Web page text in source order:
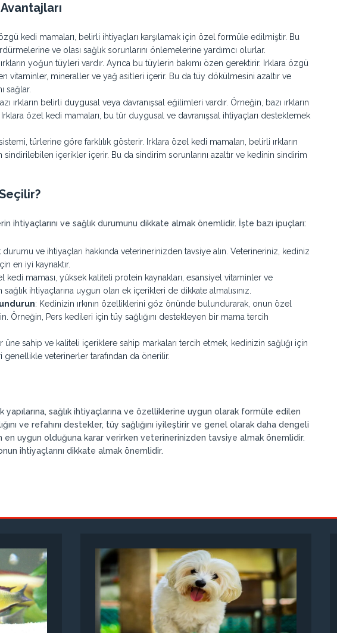
kedi mamaları, belirli ihtiyaçları karşılamak için özel formüle edilmiştir. Bu
ve olası sağlık sorunlarını önlemelerine yardımcı olurlar.
ırkların yoğun tüyleri vardır. Ayrıca bu tüylerin bakımı özen gerektirir. Irklara özgü
vitaminler, mineraller ve yağ asitleri içerir. Bu da tüy dökülmesini azaltır ve
sağlar.
ırkların belirli duygusal veya davranışsal eğilimleri vardır. Örneğin, bazı ırkların
özel kedi mamaları, bu tür duygusal ve davranışsal ihtiyaçları desteklemek
türlerine göre farklılık gösterir. Irklara özel kedi mamaları, belirli ırkların
içerikler içerir. Bu da sindirim sorunlarını azaltır ve kedinin sindirim
ihtiyaçlarını ve sağlık durumunu dikkate almak önemlidir. İşte bazı ipuçları:
durumu ve ihtiyaçları hakkında veterinerinizden tavsiye alın. Veterineriniz, kediniz
en iyi kaynaktır.
kedi maması, yüksek kaliteli protein kaynakları, esansiyel vitaminler ve
ihtiyaçlarına uygun olan ek içerikleri de dikkate almalısınız.
: Kedinizin ırkının özelliklerini göz önünde bulundurarak, onun özel
Örneğin, Pers kedileri için tüy sağlığını destekleyen bir mama tercih
üne sahip ve kaliteli içeriklere sahip markaları tercih etmek, kedinizin sağlığı için
veterinerler tarafından da önerilir.
yapılarına, sağlık ihtiyaçlarına ve özelliklerine uygun olarak formüle edilen
ve refahını destekler, tüy sağlığını iyileştirir ve genel olarak daha dengeli
en uygun olduğuna karar verirken veterinerinizden tavsiye almak önemlidir.
ihtiyaçlarını dikkate almak önemlidir.